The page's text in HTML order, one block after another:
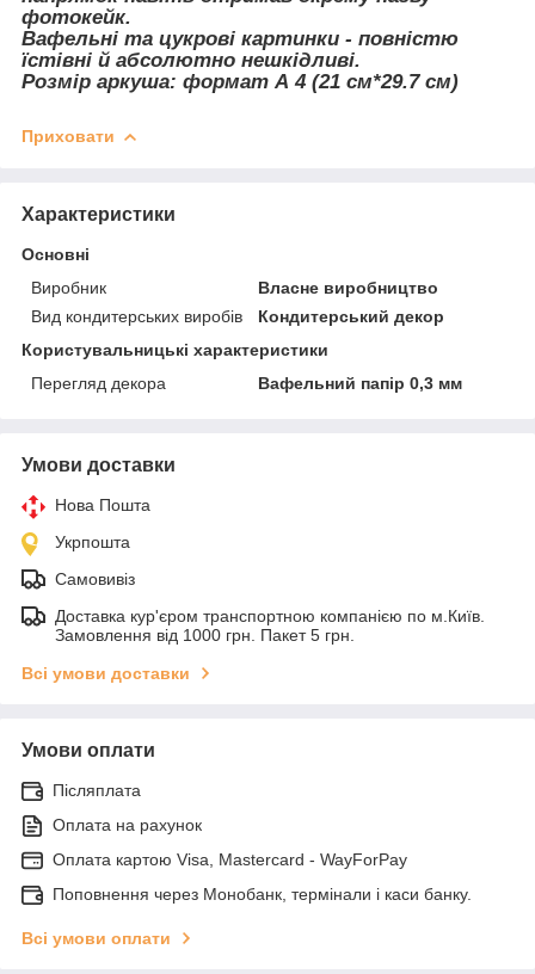
фотокейк.
Вафельні та цукрові картинки - повністю
їстівні й абсолютно нешкідливі.
Розмір аркуша: формат А 4 (21 см*29.7 см)
Приховати
Характеристики
Основні
Виробник
Власне виробництво
Вид кондитерських виробів
Кондитерський декор
Користувальницькі характеристики
Перегляд декора
Вафельний папір 0,3 мм
Умови доставки
Нова Пошта
Укрпошта
Самовивіз
Доставка кур'єром транспортною компанією по м.Київ.
Замовлення від 1000 грн. Пакет 5 грн.
Всі умови доставки
Умови оплати
Післяплата
Оплата на рахунок
Оплата картою Visa, Mastercard - WayForPay
Поповнення через Монобанк, термінали і каси банку.
Всі умови оплати